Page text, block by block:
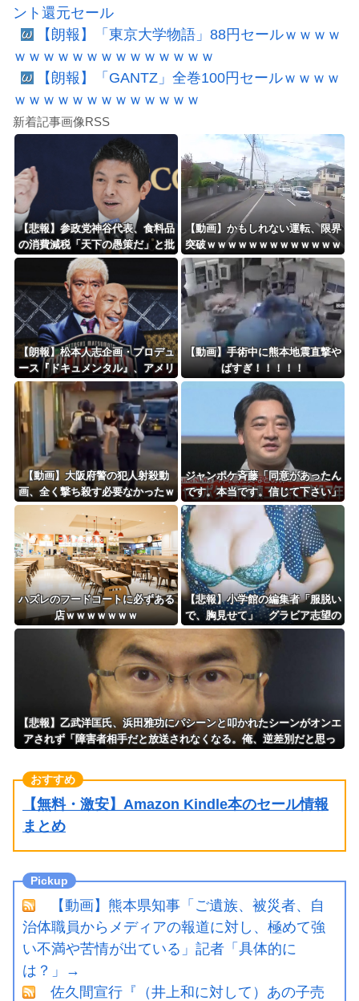
ント還元セール
【朗報】「東京大学物語」88円セールｗｗｗｗ
ｗｗｗｗｗｗｗｗｗｗｗｗｗｗ
【朗報】「GANTZ」全巻100円セールｗｗｗｗ
ｗｗｗｗｗｗｗｗｗｗｗｗｗ
新着記事画像RSS
【悲報】参政党神谷代表、食料品
の消費減税「天下の愚策だ」と批
判ｗｗｗｗｗｗｗｗｗｗｗｗ
【動画】かもしれない運転、限界
突破ｗｗｗｗｗｗｗｗｗｗｗｗｗ
ｗｗｗｗ
【朗報】松本人志企画・プロデュ
ース『ドキュメンタル』、アメリ
カで初の制作が決定！ 海外タイ
トル『LOL』として世界25ヶ国・
地域で展開
【動画】手術中に熊本地震直撃や
ばすぎ！！！！！
【動画】大阪府警の犯人射殺動
画、全く撃ち殺す必要なかったｗ
ｗｗｗｗｗｗｗｗｗｗ
ジャンポケ斉藤「同意があったん
です。本当です。信じて下さい」
←何でこの主張が通らないの？
ハズレのフードコートに必ずある
店ｗｗｗｗｗｗｗ
【悲報】小学館の編集者「服脱い
で、胸見せて」 グラビア志望の
女性に迫った過激要求
【悲報】乙武洋匡氏、浜田雅功にパシーンと叩かれたシーンがオンエ
アされず「障害者相手だと放送されなくなる。俺、逆差別だと思っ
【無料・激安】Amazon Kindle本のセール情報
まとめ
【動画】熊本県知事「ご遺族、被災者、自
治体職員からメディアの報道に対し、極めて強
い不満や苦情が出ている」記者「具体的に
は？」→
佐久間宣行『（井上和に対して）あの子売